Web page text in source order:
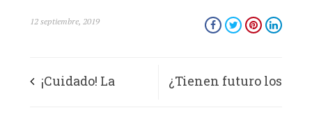
12 septiembre, 2019
¡Cuidado! La ¿Tienen futuro los